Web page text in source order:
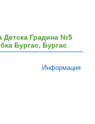
Детска Градина №5
Бургас, Бургас
Информация